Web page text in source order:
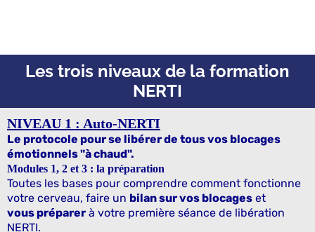
Les trois niveaux de la formation
NERTI
NIVEAU 1 : Auto-NERTI
Le protocole pour se libérer de tous vos blocages
émotionnels "à chaud".
Modules 1, 2 et 3 : la préparation
Toutes les bases pour comprendre comment fonctionne
votre cerveau, faire un bilan sur vos blocages et
vous préparer à votre première séance de libération
NERTI.